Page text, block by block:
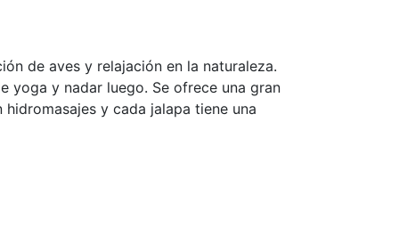
de aves y relajación en la naturaleza.
yoga y nadar luego. Se ofrece una gran
y cada jalapa tiene una